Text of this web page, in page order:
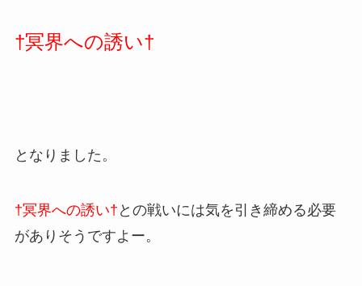
†冥界への誘い†
となりました。
†冥界への誘い† との戦いには気を引き締める必要
がありそうですよー。